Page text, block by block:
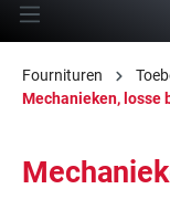
Fournituren
Mechanieken, losse